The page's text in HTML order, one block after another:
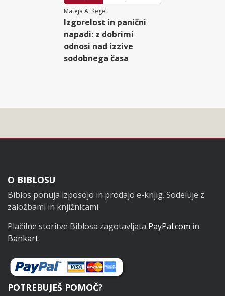
Mateja A. Kegel
Izgorelost in panični
napadi: z dobrimi
odnosi nad izzive
sodobnega časa
Noga
O BIBLOSU
Biblos ponuja izposojo in prodajo e-knjig. Sodeluje z
založbami in knjižnicami.
Plačilne storitve Biblosa zagotavljata PayPal.com in
Bankart.
POTREBUJEŠ POMOČ?